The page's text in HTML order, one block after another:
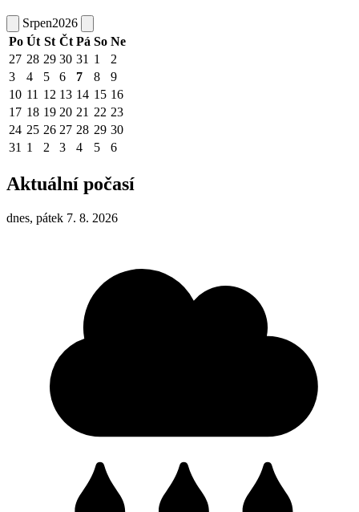
Srpen2026
Po Út St Čt Pá So Ne
27 28 29 30 31 1
2
3
4 5 6 7 8
9
10 11 12 13 14 15 16
17 18 19 20 21 22 23
24 25 26 27 28 29 30
31 1 2 3 4 5 6
Aktuální počasí
dnes, pátek 7. 8. 2026